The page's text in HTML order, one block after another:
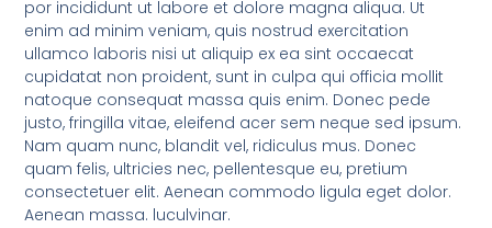
por incididunt ut labore et dolore magna aliqua. Ut
enim ad minim veniam, quis nostrud exercitation
ullamco laboris nisi ut aliquip ex ea sint occaecat
cupidatat non proident, sunt in culpa qui officia mollit
natoque consequat massa quis enim. Donec pede
justo, fringilla vitae, eleifend acer sem neque sed ipsum.
Nam quam nunc, blandit vel, ridiculus mus. Donec
quam felis, ultricies nec, pellentesque eu, pretium
consectetuer elit. Aenean commodo ligula eget dolor.
Aenean massa. luculvinar.